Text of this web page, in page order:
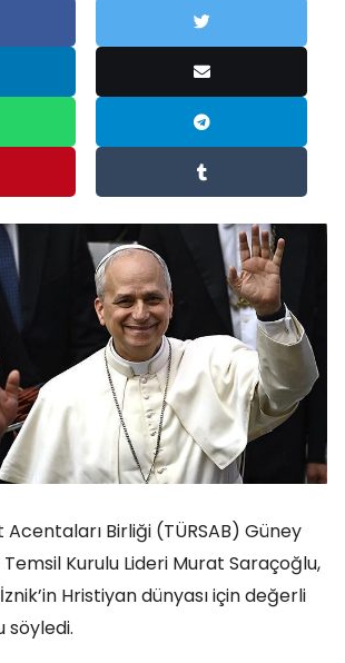
Birliği (TÜRSAB) Güney
Kurulu Lideri Murat Saraçoğlu,
Hristiyan dünyası için değerli
söyledi.